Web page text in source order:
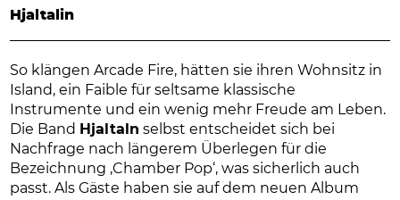
Hjaltalin
So klängen Arcade Fire, hätten sie ihren Wohnsitz in
Island, ein Faible für seltsame klassische
Instrumente und ein wenig mehr Freude am Leben.
Die Band
Hjaltaln selbst entscheidet sich bei
Nachfrage nach längerem Überlegen für die
Bezeichnung ‚Chamber Pop‘, was sicherlich auch
passt. Als Gäste haben sie auf dem neuen Album